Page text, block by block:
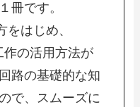
冊です。
はじめ、
の活用方法が
路の基礎的な知
で、スムーズに